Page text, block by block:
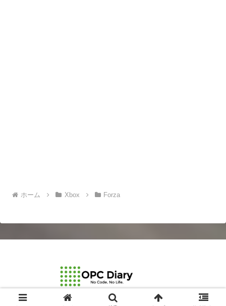
ホーム Xbox Forza
© 2003-2026 OPCDiary.